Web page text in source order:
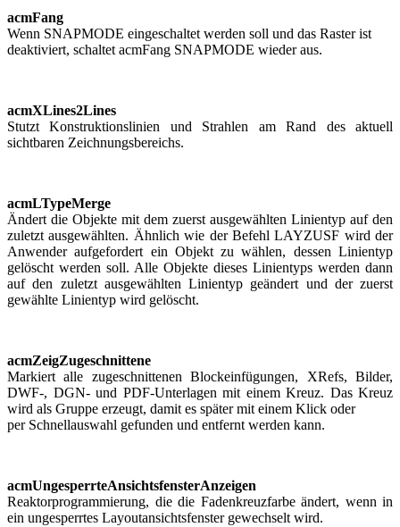
acmFang
Wenn SNAPMODE eingeschaltet werden soll und das Raster ist
deaktiviert, schaltet acmFang SNAPMODE wieder aus.
acmXLines2Lines
Stutzt Konstruktionslinien und Strahlen am Rand des aktuell
sichtbaren Zeichnungsbereichs.
acmLTypeMerge
Ändert die Objekte mit dem zuerst ausgewählten Linientyp auf den
zuletzt ausgewählten. Ähnlich wie der Befehl LAYZUSF wird der
Anwender aufgefordert ein Objekt zu wählen, dessen Linientyp
gelöscht werden soll. Alle Objekte dieses Linientyps werden dann
auf den zuletzt ausgewählten Linientyp geändert und der zuerst
gewählte Linientyp wird gelöscht.
acmZeigZugeschnittene
Markiert alle zugeschnittenen Blockeinfügungen, XRefs, Bilder,
DWF-, DGN- und PDF-Unterlagen mit einem Kreuz. Das Kreuz
wird als Gruppe erzeugt, damit es später mit einem Klick oder
per Schnellauswahl gefunden und entfernt werden kann.
acmUngesperrteAnsichtsfensterAnzeigen
Reaktorprogrammierung, die die Fadenkreuzfarbe ändert, wenn in
ein ungesperrtes Layoutansichtsfenster gewechselt wird.